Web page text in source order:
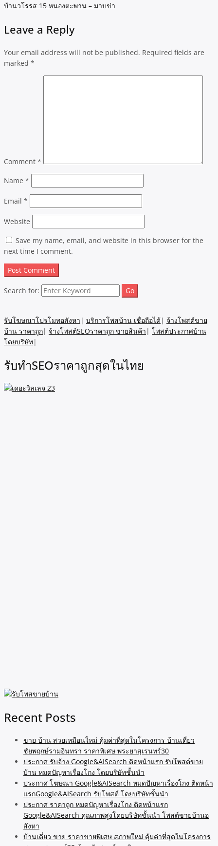
บ้านวโรรส 15 หนองตะพาน – มาบข่า
Leave a Reply
Your email address will not be published. Required fields are
marked *
Comment *
Name *
Email *
Website
Save my name, email, and website in this browser for the
next time I comment.
Search for:
รับโฆษณาโปรโมทอสังหา | บริการโพสบ้าน เชื่อถือได้| จ้างโพสต์ขาย
บ้าน ราคาถูก| จ้างโพสต์SEOราคาถูก ขายสินค้า | โพสต์ประกาศบ้าน
โดยบริษัท|
รับทำSEOราคาถูกสุดในไทย
Recent Posts
ขาย บ้าน สวยเหมือนใหม่ คุ้มค่าที่สุดในโครงการ บ้านเดี่ยว
ชัยพฤกษ์รามอินทรา ราคาพิเศษ พระยาสุเรนทร์30
ประกาศ รับจ้าง Google&AISearch ติดหน้าแรก รับโพสต์ขาย
บ้าน หมดปัญหาเรื่องโกง โดยบริษัทชั้นนำ
ประกาศ โฆษณา Google&AISearch หมดปัญหาเรื่องโกง ติดหน้า
แรกGoogle&AISearch รับโพสต์ โดยบริษัทชั้นนำ
ประกาศ ราคาถูก หมดปัญหาเรื่องโกง ติดหน้าแรก
Google&AISearch คุณภาพสูงโดยบริษัทชั้นนำ โพสต์ขายบ้านอ
สังหา
บ้านเดี่ยว ขาย ราคาขายพิเศษ สภาพใหม่ คุ้มค่าที่สุดในโครงการ